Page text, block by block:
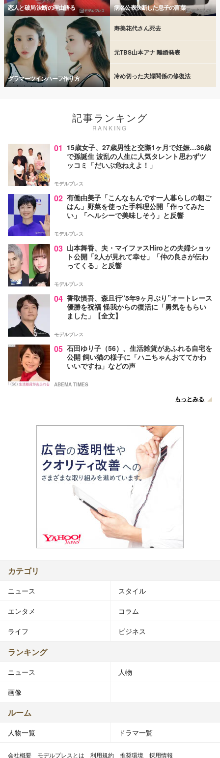
恋人と破局 決断の理由語る 病名公表決断した息子の言葉
グラマーツインハーフ作り方
寿美花代さん死去
元TBS山本アナ 離婚発表
冷め切った夫婦関係の修復法
記事ランキング
RANKING
01 15歳女子、27歳男性と交際1ヶ月で妊娠…36歳
で孫誕生 波乱の人生に人気タレント思わずツ
ッコミ「だいぶ危ねえよ！」
モデルプレス
02 有働由美子「こんなもんです一人暮らしの朝ご
はん」野菜を使った手料理公開「作ってみた
い」「ヘルシーで美味しそう」と反響
モデルプレス
03 山本舞香、夫・マイファスHiroとの夫婦ショッ
ト公開「2人が見れて幸せ」「仲の良さが伝わ
ってくる」と反響
モデルプレス
04 香取慎吾、森且行“5年9ヶ月ぶり”オートレース
優勝を祝福 怪我からの復活に「勇気をもらい
ました」【全文】
モデルプレス
05 石田ゆり子（56）、生活雑貨があふれる自宅を
公開 飼い猫の様子に「ハニちゃんおててかわ
いいですね」などの声
ABEMA TIMES
もっとみる
カテゴリ
ニュース スタイル
エンタメ コラム
ライフ ビジネス
ランキング
ニュース 人物
画像
ルーム
人物一覧 ドラマ一覧
会社概要 モデルプレスとは 利用規約 推奨環境 採用情報